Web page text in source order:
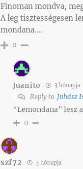
Finoman mondva,
A leg tisztességesen
mondana….
0
Juanito 3 hónapja
Reply to Juhász
“Lemondana” lesz
0
szf72 3 hónapja